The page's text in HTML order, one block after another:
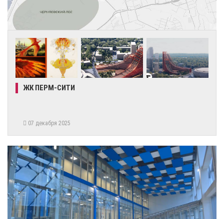
ЖК ПЕРМ-СИТИ
07 декабря 2025